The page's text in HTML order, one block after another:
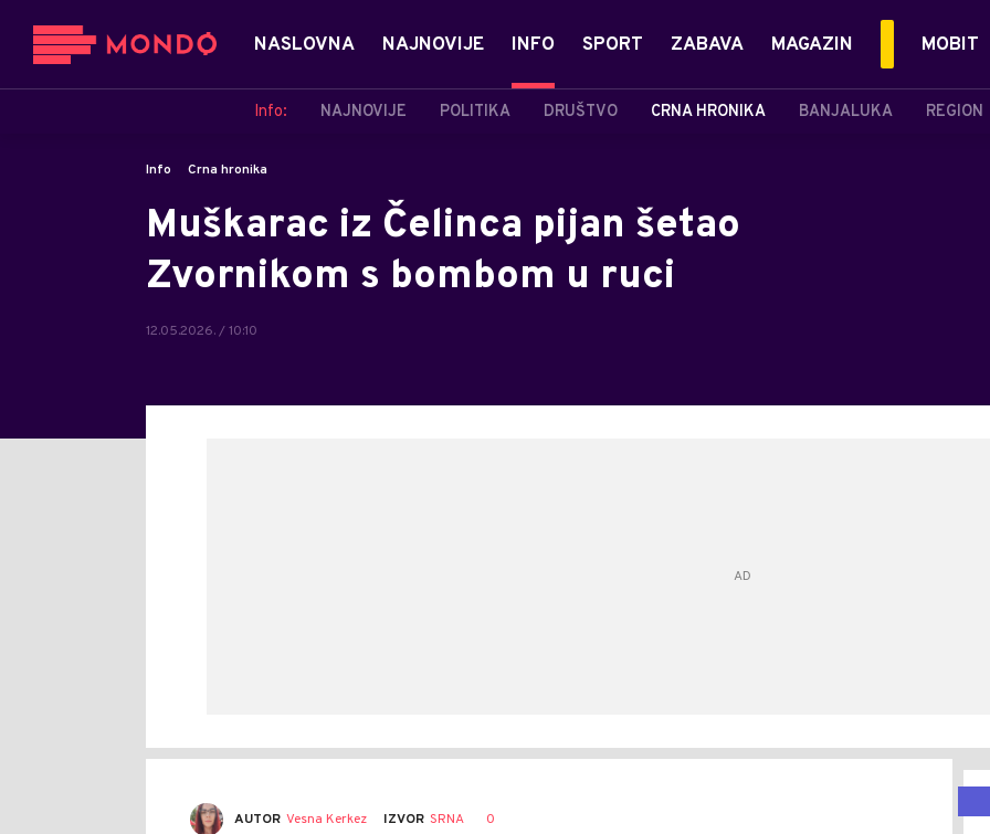
NASLOVNA NAJNOVIJE INFO
Info: NAJNOVIJE POLITIKA DRUŠTVO CRNA HRONIKA BANJALUKA REGION
SPORT ZABAVA MAGAZIN MOBIT
Info Crna hronika
Muškarac iz Čelinca pijan šetao
Zvornikom s bombom u ruci
12.05.2026. / 10:10
AUTOR Vesna Kerkez IZVOR SRNA 0